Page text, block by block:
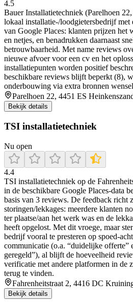
4.5
Bauer Installatietechniek (Parelhoen
lokaal installatie-/loodgietersbedrijf met
van Google Places: klanten prijzen het
en netjes, en benadrukken daarnaast
betrouwbaarheid. Met name reviews
nieuwe afvoer voor een cv en het
installatiepunten worden positief
beschikbare reviews blijft beperkt (8),
onderbouwing via extra bronnen
Parelhoen 22, 4451 ES
Bekijk details
TSI installatietechniek
Nu open
4.4
TSI installatietechniek op de
in de beschikbare Google Places-data
basis van 3 reviews. De feedback richt
storingen/lekkages: meerdere klanten
ter plaatse/aan het werk was en de
heeft opgelost. Met dit vroege, maar
bedrijf vooral te presteren op spoed-
communicatie (o.a. “duidelijke offerte”
geregeld”), al blijft de hoeveelheid
verificatie met andere platformen in de
terug te vinden.
Fahrenheitstraat 2, 4416 DC
Bekijk details